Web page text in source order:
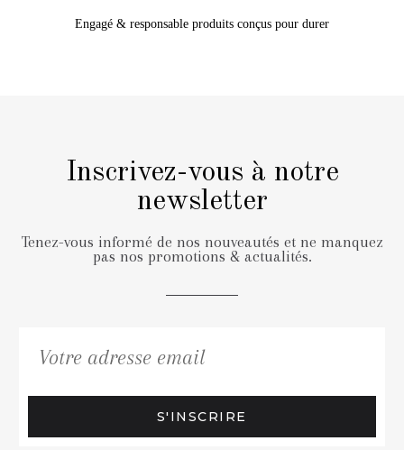
Engagé & responsable produits conçus pour durer
Inscrivez-vous à notre
newsletter
Tenez-vous informé de nos nouveautés et ne manquez
pas nos promotions & actualités.
S'INSCRIRE